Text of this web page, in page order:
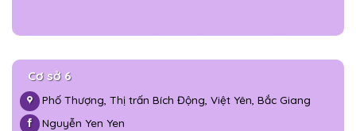
Cơ sở 6
Phố Thượng, Thị trấn Bích Động, Việt Yên, Bắc Giang
Nguyễn Yen Yen